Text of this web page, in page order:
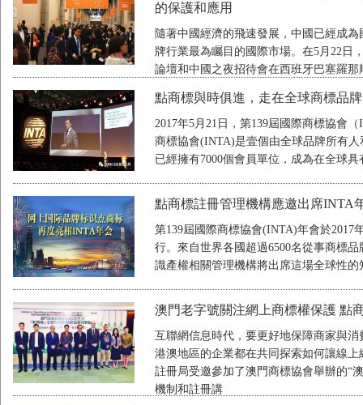
的保護和應用
隨著中國經濟的飛速發展，中國已經成
牌行業最為矚目的國際市場。在5月22日
論壇和中國之夜招待會在西班牙巴塞羅那
點商標與時俱進，走在全球商標品
2017年5月21日，第139屆國際商標協會
商標協會(INTA)是壹個由全球品牌所有
已經擁有7000個會員單位，成為在全球
點商標註冊管理機構應邀出席INTA
第139屆國際商標協會(INTA)年會於2017
行。來自世界各國超過6500名從事商標
識產權相關管理機構將出席這場全球性的
澳門老字號關注網上商標權保護 點
互聯網信息時代，要更好地保障商家與
港澳地區的企業都在共同探索如何讓線
註冊局受邀參加了澳門商標協會舉辦的“
機制和註冊講